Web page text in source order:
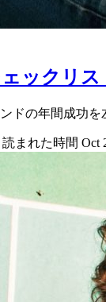
ックリス
ドの年間成功を
読まれた時間 Oct